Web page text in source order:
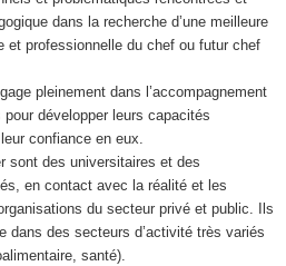
dans la recherche d’une meilleure
et professionnelle du chef ou futur chef
pleinement dans l’accompagnement
développer leurs capacités
confiance en eux.
sont des universitaires et des
en contact avec la réalité et les
du secteur privé et public. Ils
dans des secteurs d’activité très variés
santé).